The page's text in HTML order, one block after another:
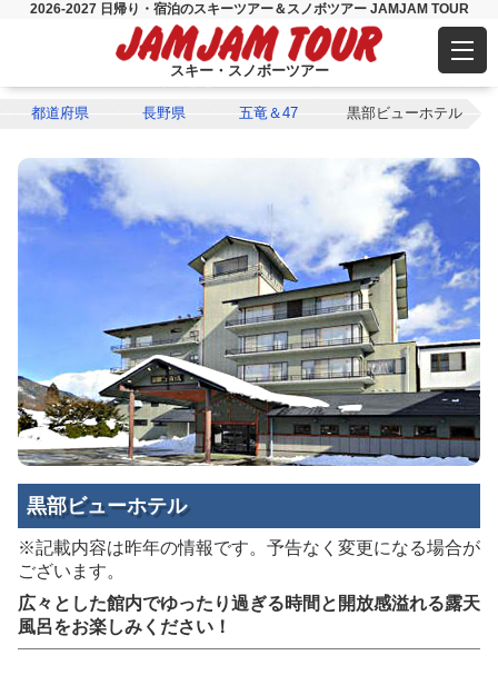
2026-2027 日帰り・宿泊のスキーツアー＆スノボツアー JAMJAM TOUR
スキー・スノボーツアー
都道府県 長野県 五竜＆47 黒部ビューホテル
黒部ビューホテル
※記載内容は昨年の情報です。予告なく変更になる場合が
ございます。
広々とした館内でゆったり過ぎる時間と開放感溢れる露天
風呂をお楽しみください！